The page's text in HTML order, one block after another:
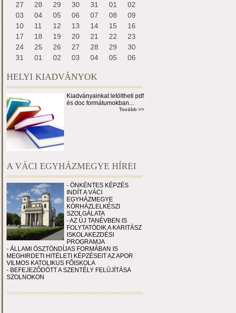
27 28 29 30 31 01
02
03
04 05 06 07 08
09
10
11 12 13 14 15
16
17
18 19 20 21 22
23
24
25 26 27 28 29
30
31
01 02 03 04 05 06
HELYI KIADVÁNYOK
Kiadványainkat letöltheti pdf
és doc formátumokban...
Tovább >>
A VÁCI EGYHÁZMEGYE HÍREI
- ÖNKÉNTES KÉPZÉS
INDÍT A VÁCI
EGYHÁZMEGYE
KÓRHÁZLELKÉSZI
SZOLGÁLATA
- AZ ÚJ TANÉVBEN IS
FOLYTATÓDIK A KARITÁSZ
ISKOLAKEZDÉSI
PROGRAMJA
- ÁLLAMI ÖSZTÖNDÍJAS FORMÁBAN IS
MEGHIRDETI HITÉLETI KÉPZÉSEIT AZ APOR
VILMOS KATOLIKUS FŐISKOLA
- BEFEJEZŐDÖTT A SZENTÉLY FELÚJÍTÁSA
SZOLNOKON